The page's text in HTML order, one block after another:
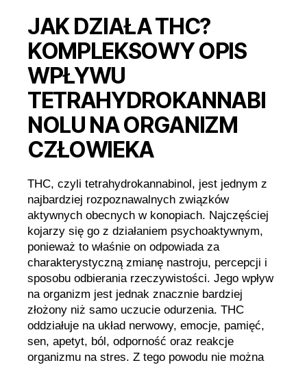
JAK DZIAŁA THC?
KOMPLEKSOWY OPIS
WPŁYWU
TETRAHYDROKANNABI
NOLU NA ORGANIZM
CZŁOWIEKA
THC, czyli tetrahydrokannabinol, jest jednym z
najbardziej rozpoznawalnych związków
aktywnych obecnych w konopiach. Najczęściej
kojarzy się go z działaniem psychoaktywnym,
ponieważ to właśnie on odpowiada za
charakterystyczną zmianę nastroju, percepcji i
sposobu odbierania rzeczywistości. Jego wpływ
na organizm jest jednak znacznie bardziej
złożony niż samo uczucie odurzenia. THC
oddziałuje na układ nerwowy, emocje, pamięć,
sen, apetyt, ból, odporność oraz reakcje
organizmu na stres. Z tego powodu nie można